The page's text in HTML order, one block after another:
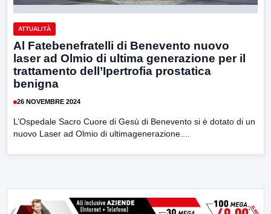
ATTUALITÀ
Al Fatebenefratelli di Benevento nuovo
laser ad Olmio di ultima generazione per il
trattamento dell’Ipertrofia prostatica
benigna
26 NOVEMBRE 2024
L’Ospedale Sacro Cuore di Gesù di Benevento si è dotato di un
nuovo Laser ad Olmio di ultimagenerazione....